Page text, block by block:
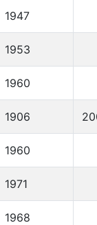
1947
1953
1960
1906
1960
1971
1968